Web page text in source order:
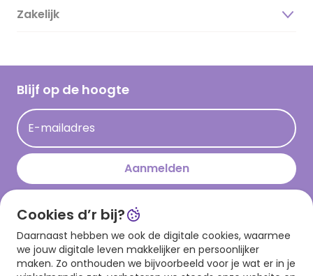
Duurzaamheid
Hallmark Kaartclub
Acties
Persberichten
Hallmark en Kinderpostzegels
Magazine
Cadeau inspiratie
Kaartinspiratie
Zakelijk
Blijf op de hoogte
E-mailadres
Aanmelden
Download onze app
Cookies d’r bij?
Daarnaast hebben we ook de digitale cookies, waarmee
we jouw digitale leven makkelijker en persoonlijker
maken. Zo onthouden we bijvoorbeeld voor je wat er in je